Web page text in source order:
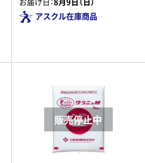
アスクル在庫商品